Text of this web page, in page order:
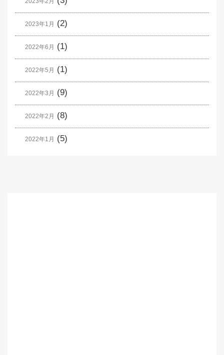
2023年1月 (2)
2022年6月 (1)
2022年5月 (1)
2022年3月 (9)
2022年2月 (8)
2022年1月 (5)